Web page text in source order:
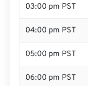
03:00 pm PST
04:00 pm PST
05:00 pm PST
06:00 pm PST